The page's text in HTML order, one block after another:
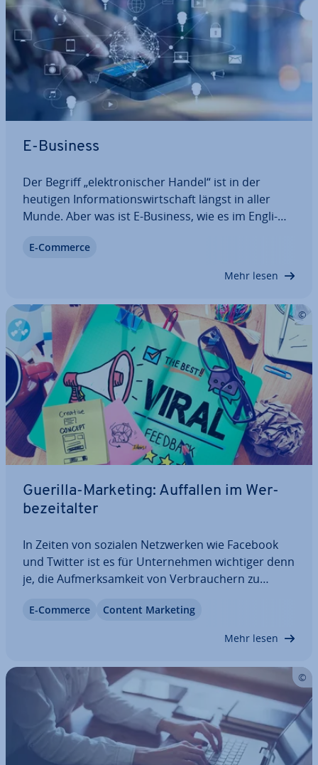
E-Business
Der Begriff „elek­tro­ni­scher Handel“ ist in der
heutigen In­for­ma­ti­ons­wirt­schaft längst in aller
Munde. Aber was ist E-Business, wie es im Eng­li­
Begriff synonym zum Ausdruck „E-Commerce“
E-Commerce
Mehr lesen
Guerilla-Marketing: Auffallen im Wer­
be­zeit­al­ter
In Zeiten von sozialen Netz­wer­ken wie Facebook
und Twitter ist es für Un­ter­neh­men wichtiger denn
je, die Auf­merk­sam­keit von Ver­brau­chern zu
mul­ti­me­dia­len Reklame heraus? Das so­ge­nann­te
E-Commerce Content Marketing
Mehr lesen